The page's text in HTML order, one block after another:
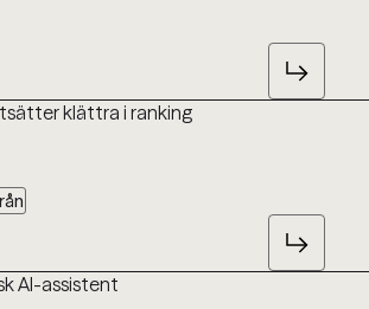
klättra i ranking
AI-assistent